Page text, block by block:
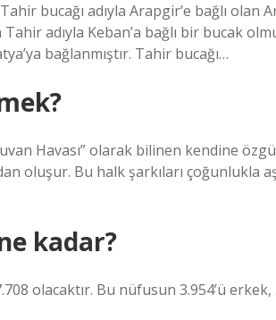
bucağı adıyla Arapgir’e bağlı olan
Tahir adıyla Keban’a bağlı bir bucak
bağlanmıştır. Tahir bucağı…
Havası” olarak bilinen kendine
oluşur. Bu halk şarkıları çoğunlukla
kadar?
olacaktır. Bu nüfusun 3.954’ü